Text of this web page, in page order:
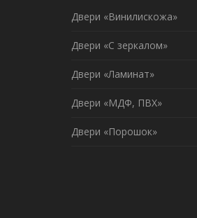
Двери «Винилискожа»
Двери «С зеркалом»
Двери «Ламинат»
Двери «МДФ, ПВХ»
Двери «Порошок»